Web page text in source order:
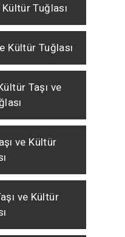
Tuğlası
Kültür Tuğlası
Taşı ve
ve Kültür
ve Kültür